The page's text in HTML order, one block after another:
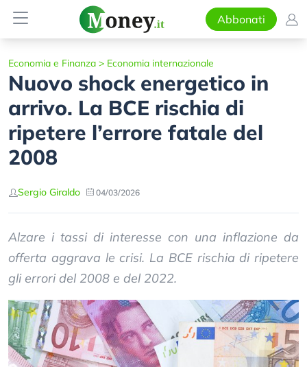
Abbonati
Economia e Finanza > Economia internazionale
Nuovo shock energetico in
arrivo. La BCE rischia di
ripetere l’errore fatale del
2008
Sergio Giraldo 04/03/2026
Alzare i tassi di interesse con una inflazione da
offerta aggrava le crisi. La BCE rischia di ripetere
gli errori del 2008 e del 2022.